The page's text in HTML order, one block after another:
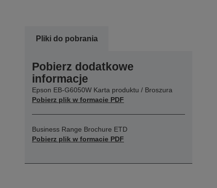
Pliki do pobrania
Pobierz dodatkowe
informacje
Epson EB-G6050W Karta produktu / Broszura
Pobierz plik w formacie PDF
Business Range Brochure ETD
Pobierz plik w formacie PDF